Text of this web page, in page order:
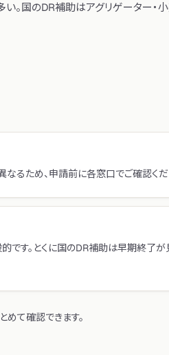
。国のDR補助はアグリゲーター・
るため、申請前に各窓口でご確認くだ
す。とくに国のDR補助は早期終了が
めて確認できます。